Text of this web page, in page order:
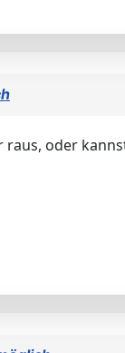
oder